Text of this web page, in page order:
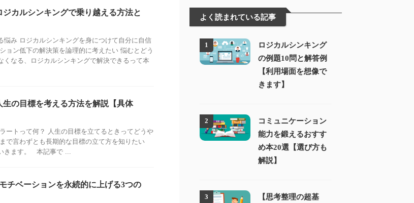
ジカルシンキングで乗り越える方法と
悩み ロジカルシンキングを身につけて自分に自信
ョン低下の解決策を論理的に考えたい 悩むとどう
くなる、ロジカルシンキングで解決できるって本
生の目標を考える方法を解説【具体
ートって何？ 人生の目標を立てるときってどうや
で言わずとも長期的な目標の立て方を知りたい
きます。 本記事で ...
チベーションを永続的に上げる3つの
よく読まれている記事
1
ロジカルシンキング
の例題10問と解答例
【利用場面を想像で
きます】
2
コミュニケーション
能力を鍛えるおすす
め本20選【選び方も
解説】
3
【思考整理の超基